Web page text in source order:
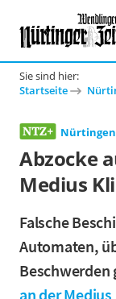
Sie sind hier:
Startseite
Nürtingen
Abzocke
Medius
Falsche
Automaten,
Beschwerden
an der